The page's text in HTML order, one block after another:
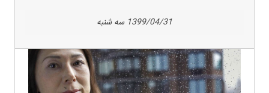
1399/04/31 سه شنبه